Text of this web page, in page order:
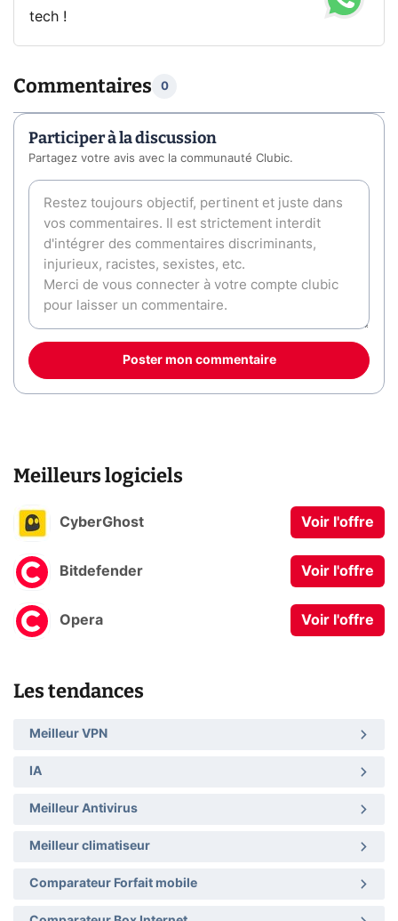
tech !
Commentaires 0
Participer à la discussion
Partagez votre avis avec la communauté Clubic.
Poster mon commentaire
Meilleurs logiciels
CyberGhost Voir l'offre
Bitdefender Voir l'offre
Opera Voir l'offre
Les tendances
Meilleur VPN
IA
Meilleur Antivirus
Meilleur climatiseur
Comparateur Forfait mobile